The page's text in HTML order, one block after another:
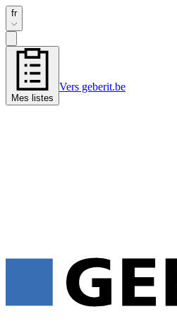
fr
Mes listes
Vers geberit.be